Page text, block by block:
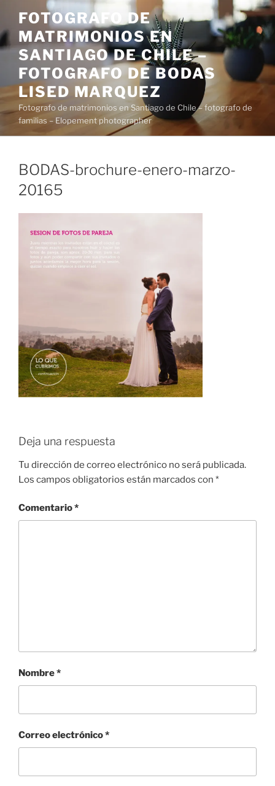
contenido
FOTOGRAFO DE
MATRIMONIOS EN
SANTIAGO DE CHILE –
FOTOGRAFO DE BODAS
LISED MARQUEZ
Fotografo de matrimonios en Santiago de Chile – fotografo de
familias – Elopement photographer
BODAS-brochure-enero-marzo-
20165
Deja una respuesta
Tu dirección de correo electrónico no será publicada.
Los campos obligatorios están marcados con *
Comentario*
Nombre*
Correo electrónico*